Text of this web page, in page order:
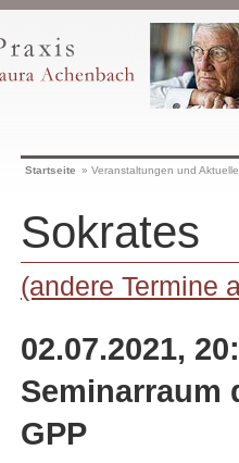
Startseite » Veranstaltungen und
Sokrates
(andere Termine
02.07.2021,
Seminarraum
GPP